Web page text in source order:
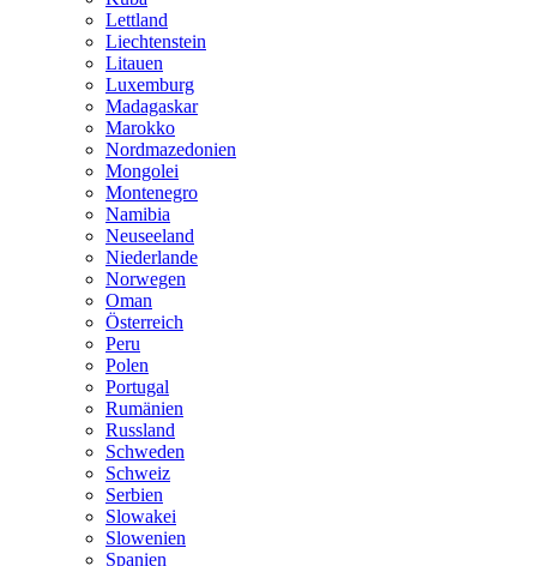
Lettland
Liechtenstein
Litauen
Luxemburg
Madagaskar
Marokko
Nordmazedonien
Mongolei
Montenegro
Namibia
Neuseeland
Niederlande
Norwegen
Oman
Österreich
Peru
Polen
Portugal
Rumänien
Russland
Schweden
Schweiz
Serbien
Slowakei
Slowenien
Spanien